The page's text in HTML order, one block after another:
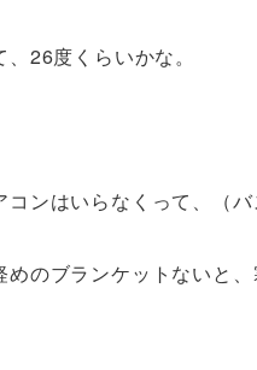
26度くらいかな。
コンはいらなくって、（
のブランケットないと、